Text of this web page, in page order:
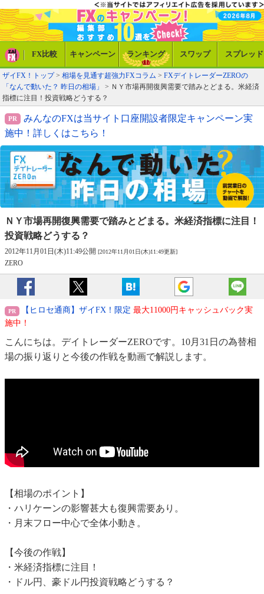
FX比較 キャンペーン ランキング スワップ スプレッド
ザイFX！トップ> 相場を見通す超強力FXコラム > FXデイトレーダーZEROの
「なんで動いた？ 昨日の相場」
> ＮＹ市場再開復興需要で踏みとどまる。米経済
指標に注目！投資戦略どうする？
みんなのFXは当サイト口座開設者限定キャンペーン実
施中！詳しくはこちら！
ＮＹ市場再開復興需要で踏みとどまる。 米経済指標に注目！
投資戦略どうする？
2012年11月01日(木)11:49公開 [2012年11月01日(木)11:49更新]
ZERO
【ヒロセ通商】ザイFX！限定 最大11000円キャッシュバック実
施中！
こんにちは。デイトレーダーZEROです。10月31日の為替相
場の振り返りと今後の作戦を動画で解説します。
【相場のポイント】
・ハリケーンの影響甚大も復興需要あり。
・月末フロー中心で全体小動き。
【今後の作戦】
・米経済指標に注目！
・ドル円、豪ドル円投資戦略どうする？